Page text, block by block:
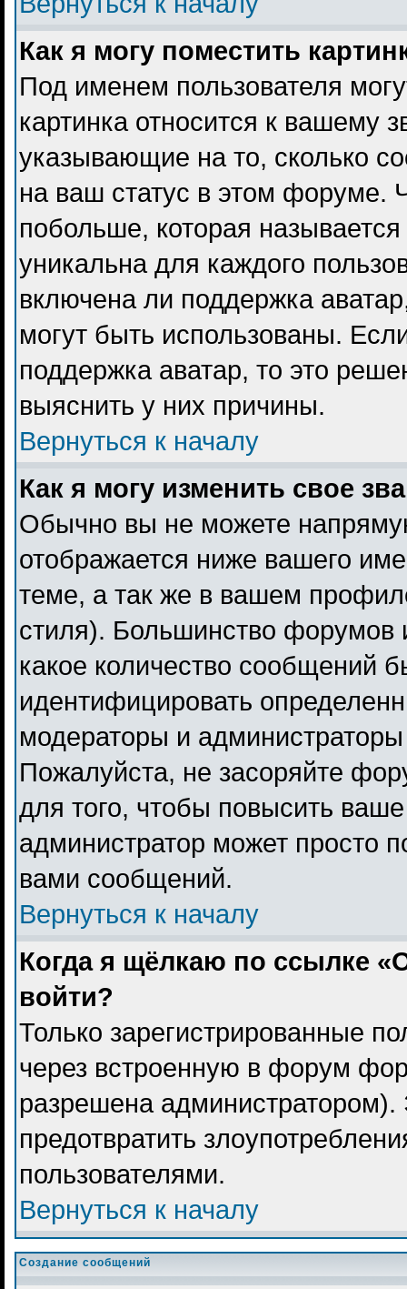
Как я могу поместить
Под именем пользователя
картинка относится к вашему
указывающие на то, сколько
на ваш статус в этом форуме.
побольше, которая
уникальна для каждого
включена ли поддержка
могут быть использованы.
поддержка аватар, то это
выяснить у них причины.
Вернуться к началу
Как я могу изменить свое
Обычно вы не можете
отображается ниже вашего
теме, а так же в вашем
стиля). Большинство форумов
какое количество сообщений
идентифицировать
модераторы и
Пожалуйста, не засоряйте
для того, чтобы повысить
администратор может просто
вами сообщений.
Вернуться к началу
Когда я щёлкаю по ссылке
войти?
Только зарегистрированные
через встроенную в форум
разрешена
предотвратить
пользователями.
Вернуться к началу
Создание сообщений